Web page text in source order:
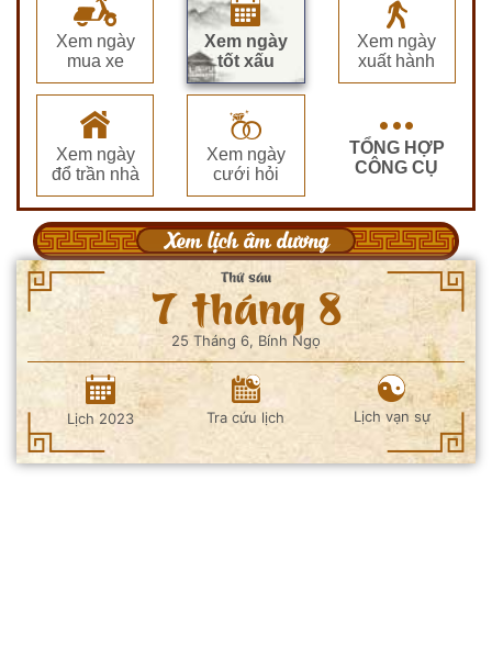
Xem ngày
mua xe
Xem ngày
tốt xấu
Xem ngày
xuất hành
Xem ngày
đổ trần nhà
Xem ngày
cưới hỏi
TỔNG HỢP
CÔNG CỤ
Xem lịch âm dương
Thứ sáu
7 tháng 8
25 Tháng 6, Bính Ngọ
Lịch 2023 Tra cứu lịch Lịch vạn sự